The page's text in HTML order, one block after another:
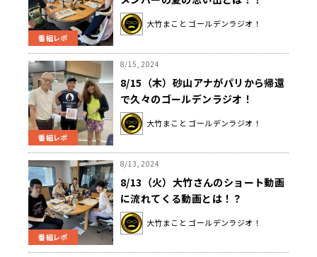
番組レポ
大竹まこと ゴールデンラジオ！
番組レポ
8/15, 2024
8/15（木）砂山アナがパリから帰還
で久々のゴールデンラジオ！
大竹まこと ゴールデンラジオ！
番組レポ
8/13, 2024
8/13（火）大竹さんのショート動画
に流れてくる動画とは！？
大竹まこと ゴールデンラジオ！